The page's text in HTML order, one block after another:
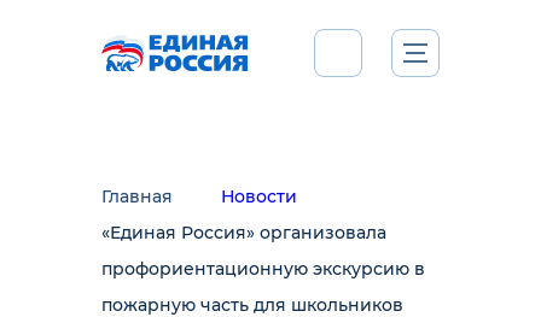
Главная
Новости
«Единая Россия» организовала
профориентационную экскурсию в
пожарную часть для школьников